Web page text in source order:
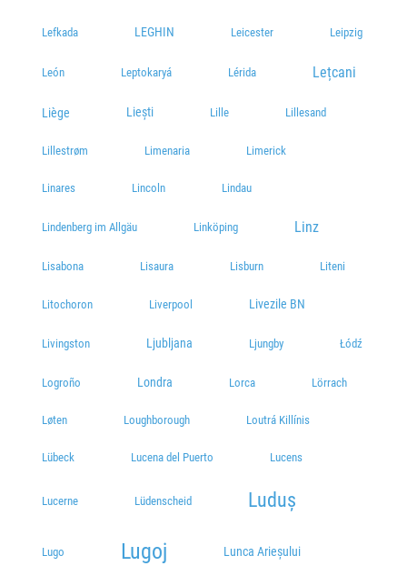
Lefkada LEGHIN Leicester Leipzig
León Leptokaryá Lérida Lețcani
Liège Liești Lille Lillesand
Lillestrøm Limenaria Limerick
Linares Lincoln Lindau
Lindenberg im Allgäu Linköping Linz
Lisabona Lisaura Lisburn Liteni
Litochoron Liverpool Livezile BN
Livingston Ljubljana Ljungby Łódź
Logroño Londra Lorca Lörrach
Løten Loughborough Loutrá Killínis
Lübeck Lucena del Puerto Lucens
Lucerne Lüdenscheid Luduș
Lugo Lugoj Lunca Arieșului